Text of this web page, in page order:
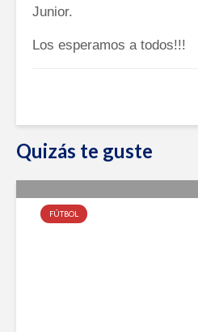
Junior.
Los esperamos a todos!!!
Quizás te guste
FÚTBOL